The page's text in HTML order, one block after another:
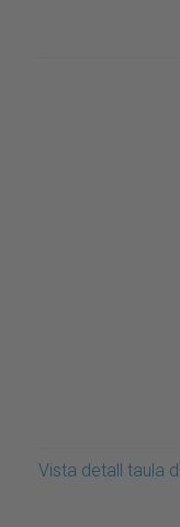
Vista detall taula